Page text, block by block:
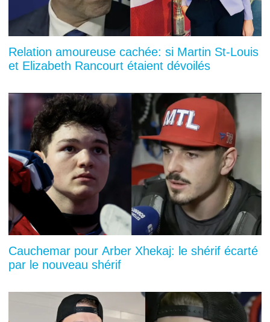
Relation amoureuse cachée: si Martin St-Louis
et Elizabeth Rancourt étaient dévoilés
Cauchemar pour Arber Xhekaj: le shérif écarté
par le nouveau shérif